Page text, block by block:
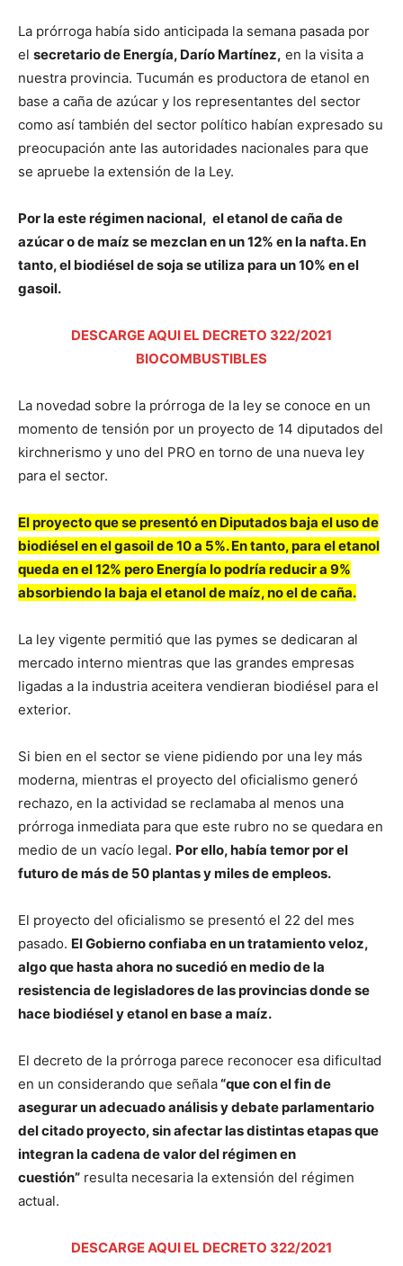
La prórroga había sido anticipada la semana pasada por
el secretario de Energía, Darío Martínez, en la visita a
nuestra provincia. Tucumán es productora de etanol en
base a caña de azúcar y los representantes del sector
como así también del sector político habían expresado su
preocupación ante las autoridades nacionales para que
se apruebe la extensión de la Ley.
Por la este régimen nacional, el etanol de caña de
azúcar o de maíz se mezclan en un 12% en la nafta. En
tanto, el biodiésel de soja se utiliza para un 10% en el
gasoil.
DESCARGE AQUI EL DECRETO 322/2021
BIOCOMBUSTIBLES
La novedad sobre la prórroga de la ley se conoce en un
momento de tensión por un proyecto de 14 diputados del
kirchnerismo y uno del PRO en torno de una nueva ley
para el sector.
El proyecto que se presentó en Diputados baja el uso de
biodiésel en el gasoil de 10 a 5%. En tanto, para el etanol
queda en el 12% pero Energía lo podría reducir a 9%
absorbiendo la baja el etanol de maíz, no el de caña.
La ley vigente permitió que las pymes se dedicaran al
mercado interno mientras que las grandes empresas
ligadas a la industria aceitera vendieran biodiésel para el
exterior.
Si bien en el sector se viene pidiendo por una ley más
moderna, mientras el proyecto del oficialismo generó
rechazo, en la actividad se reclamaba al menos una
prórroga inmediata para que este rubro no se quedara en
medio de un vacío legal. Por ello, había temor por el
futuro de más de 50 plantas y miles de empleos.
El proyecto del oficialismo se presentó el 22 del mes
pasado. El Gobierno confiaba en un tratamiento veloz,
algo que hasta ahora no sucedió en medio de la
resistencia de legisladores de las provincias donde se
hace biodiésel y etanol en base a maíz.
El decreto de la prórroga parece reconocer esa dificultad
en un considerando que señala“que con el fin de
asegurar un adecuado análisis y debate parlamentario
del citado proyecto, sin afectar las distintas etapas que
integran la cadena de valor del régimen en
cuestión” resulta necesaria la extensión del régimen
actual.
DESCARGE AQUI EL DECRETO 322/2021